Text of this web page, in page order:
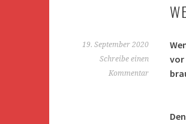
19. September 2020
Schreibe einen
Kommentar
vor